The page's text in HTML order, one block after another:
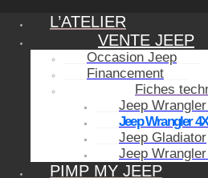
L’ATELIER
VENTE JEEP
Occasion Jeep
Financement
Fiches
Jeep
Jeep Wrangler
Jeep Gladiator
Jeep
PIMP MY JEEP